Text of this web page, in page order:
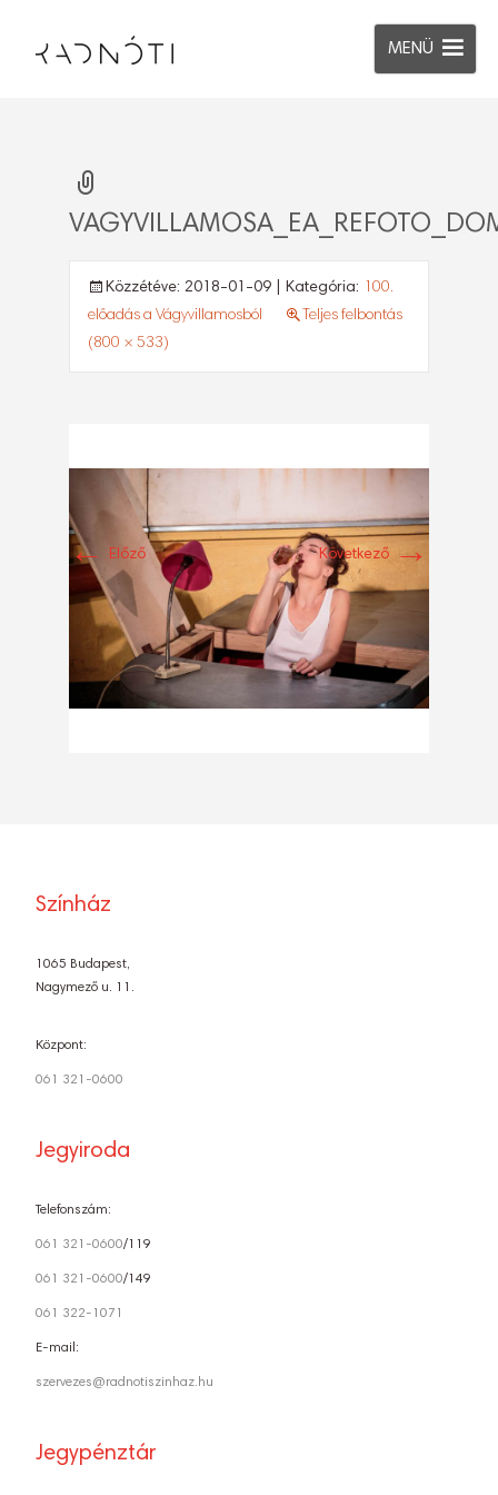
MENÜ
Közzétéve: 2018-01-09 | Kategória:
100.
előadás a Vágyvillamosból
Teljes felbontás
(800 × 533)
← Előző Következő →
Színház
1065 Budapest,
Nagymező u. 11.
Központ:
061 321-0600
Jegyiroda
Telefonszám:
061 321-0600/119
061 321-0600/149
061 322-1071
E-mail:
szervezes@radnotiszinhaz.hu
Jegypénztár